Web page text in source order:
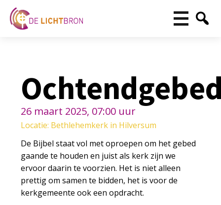
26 maart 2025, 07:00 uur
Locatie: Bethlehemkerk in Hilversum
De Bijbel staat vol met oproepen om het gebed
gaande te houden en juist als kerk zijn we
ervoor daarin te voorzien. Het is niet alleen
prettig om samen te bidden, het is voor de
kerkgemeente ook een opdracht.